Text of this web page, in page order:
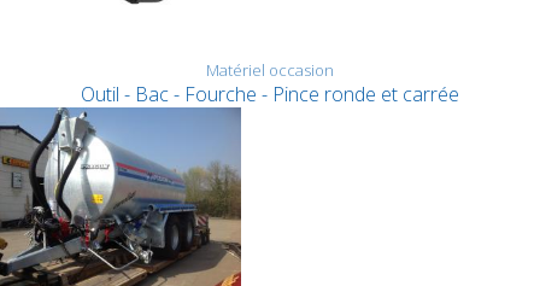
Matériel occasion
Outil - Bac - Fourche - Pince ronde et carrée